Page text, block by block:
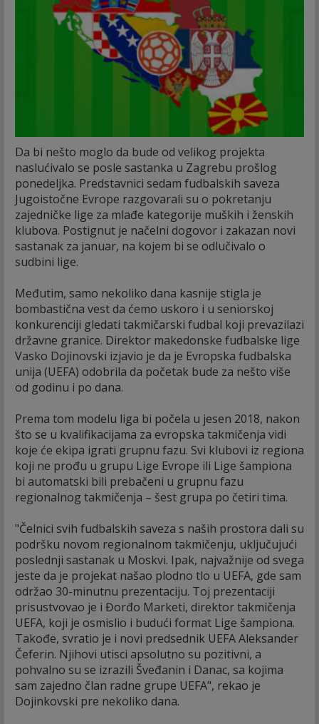
Da bi nešto moglo da bude od velikog projekta
naslućivalo se posle sastanka u Zagrebu prošlog
ponedeljka. Predstavnici sedam fudbalskih saveza
Jugoistočne Evrope razgovarali su o pokretanju
zajedničke lige za mlađe kategorije muških i ženskih
klubova. Postignut je načelni dogovor i zakazan novi
sastanak za januar, na kojem bi se odlučivalo o
sudbini lige.
Međutim, samo nekoliko dana kasnije stigla je
bombastična vest da ćemo uskoro i u seniorskoj
konkurenciji gledati takmičarski fudbal koji prevazilazi
državne granice. Direktor makedonske fudbalske lige
Vasko Dojinovski izjavio je da je Evropska fudbalska
unija (UEFA) odobrila da početak bude za nešto više
od godinu i po dana.
Prema tom modelu liga bi počela u jesen 2018, nakon
što se u kvalifikacijama za evropska takmičenja vidi
koje će ekipa igrati grupnu fazu. Svi klubovi iz regiona
koji ne prođu u grupu Lige Evrope ili Lige šampiona
bi automatski bili prebačeni u grupnu fazu
regionalnog takmičenja – šest grupa po četiri tima.
"Čelnici svih fudbalskih saveza s naših prostora dali su
podršku novom regionalnom takmičenju, uključujući
poslednji sastanak u Moskvi. Ipak, najvažnije od svega
jeste da je projekat našao plodno tlo u UEFA, gde sam
održao 30-minutnu prezentaciju. Toj prezentaciji
prisustvovao je i Đorđo Marketi, direktor takmičenja
UEFA, koji je osmislio i budući format Lige šampiona.
Takođe, svratio je i novi predsednik UEFA Aleksander
Čeferin. Njihovi utisci apsolutno su pozitivni, a
pohvalno su se izrazili Šveđanin i Danac, sa kojima
sam zajedno član radne grupe UEFA", rekao je
Dojinkovski pre nekoliko dana.